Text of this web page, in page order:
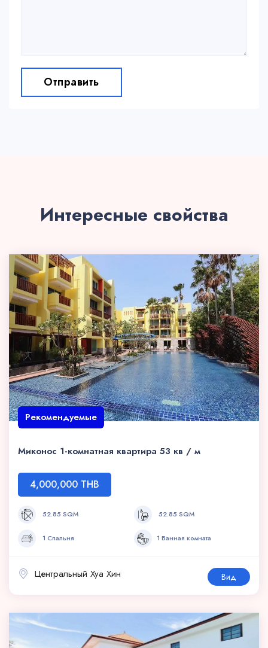
Отправить
Интересные свойства
Рекомендуемые
Миконос 1-комнатная квартира 53 кв / м
4,000,000 THB
52.85 SQM 52.85 SQM
1 Спальня 1 Ванная комната
Центральный Хуа Хин Вид